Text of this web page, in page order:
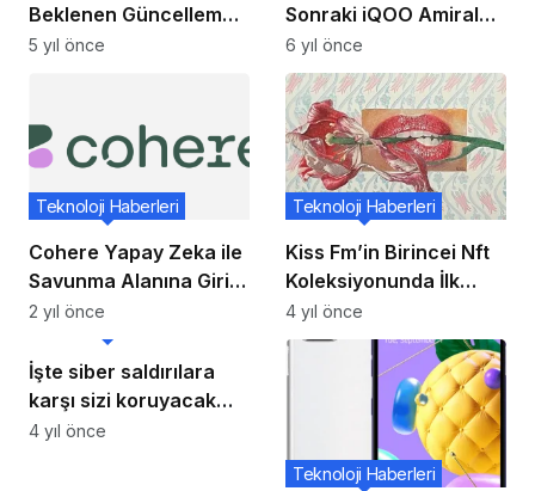
Beklenen Güncelleme
Geldi!
5 yıl önce
Sonraki iQOO Amiral
Gemisinin Temel
Özellikleri
6 yıl önce
Cohere Yapay Zeka ile
Savunma Alanına Giriş
Yaptı
Teknoloji Haberleri
2 yıl önce
Kiss Fm’in Birincei Nft
Koleksiyonunda İlk
Satış Gerçekleşti
Teknoloji Haberleri
4 yıl önce
İşte siber saldırılara
karşı sizi koruyacak
tavsiyeler
Teknoloji Haberleri
4 yıl önce
Teknoloji Haberleri